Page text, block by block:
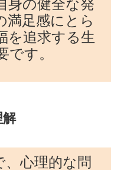
身の健全な発
満足感にとら
を追求する生
です。
解
、心理的な問